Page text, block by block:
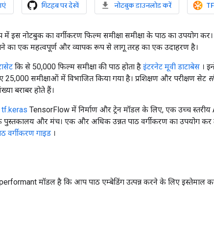
गिटहब पर देखें नोटबुक डाउनलोड करें
इस नोटबुक का वर्गीकरण फिल्म समीक्षा समीक्षा के पाठ का उपयोग
का एक महत्वपूर्ण और व्यापक रूप से लागू तरह का एक उदाहरण है।
कि से 50,000 फिल्म समीक्षा की पाठ होता है इंटरनेट मूवी डाटाबेस ।
समीक्षाओं में विभाजित किया गया है। प्रशिक्षण और परीक्षण सेट
बराबर होते हैं।
tf.keras TensorFlow में निर्माण और ट्रेन मॉडल के लिए, एक उच्च
और मंच। एक और अधिक उन्नत पाठ वर्गीकरण का उपयोग कर
वर्गीकरण गाइड ।
मॉडल है कि आप पाठ एम्बेडिंग उत्पन्न करने के लिए इस्तेमाल